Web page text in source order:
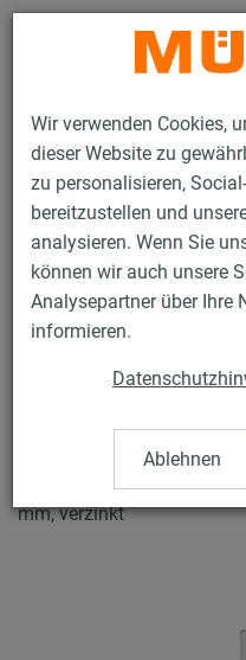
Wir verwenden Cookies,
dieser Website zu
zu personalisieren,
bereitzustellen und
analysieren. Wenn Sie
können wir auch unsere
Analysepartner über Ihre
informieren.
Ablehnen
Produkte Befestigungstechnik
ISO-Schellen Typ H, M, T
ISO-
Iso-Schelle ohne Einlage,
mm, verzinkt